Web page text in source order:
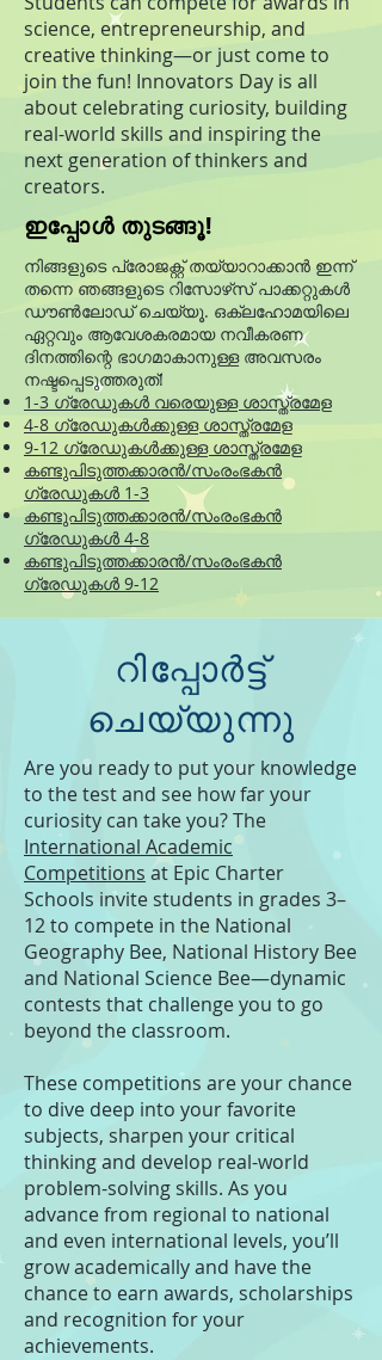
science, entrepreneurship, and
creative thinking—or just come to
join the fun! Innovators Day is all
about celebrating curiosity, building
real-world skills and inspiring the
next generation of thinkers and
creators.
ഇപ്പോൾ തുടങ്ങൂ!
നിങ്ങളുടെ പ്രോജക്റ്റ് തയ്യാറാക്കാൻ ഇന്ന്
തന്നെ ഞങ്ങളുടെ റിസോഴ്‌സ് പാക്കറ്റുകൾ
ഡൗൺലോഡ് ചെയ്യൂ. ഒക്ലഹോമയിലെ
ഏറ്റവും ആവേശകരമായ നവീകരണ
ദിനത്തിന്റെ ഭാഗമാകാനുള്ള അവസരം
നഷ്ടപ്പെടുത്തരുത്!
1-3 ഗ്രേഡുകൾ വരെയുള്ള ശാസ്ത്രമേള
4-8 ഗ്രേഡുകൾക്കുള്ള ശാസ്ത്രമേള
9-12 ഗ്രേഡുകൾക്കുള്ള ശാസ്ത്രമേള
കണ്ടുപിടുത്തക്കാരൻ/സംരംഭകൻ
ഗ്രേഡുകൾ 1-3
കണ്ടുപിടുത്തക്കാരൻ/സംരംഭകൻ
ഗ്രേഡുകൾ 4-8
കണ്ടുപിടുത്തക്കാരൻ/സംരംഭകൻ
ഗ്രേഡുകൾ 9-12
റിപ്പോർട്ട്
ചെയ്യുന്നു
Are you ready to put your knowledge
to the test and see how far your
curiosity can take you? The
International Academic
Competitions at Epic Charter
Schools invite students in grades 3–
12 to compete in the National
Geography Bee, National History Bee
and National Science Bee—dynamic
contests that challenge you to go
beyond the classroom.
These competitions are your chance
to dive deep into your favorite
subjects, sharpen your critical
thinking and develop real-world
problem-solving skills. As you
advance from regional to national
and even international levels, you’ll
grow academically and have the
chance to earn awards, scholarships
and recognition for your
achievements.